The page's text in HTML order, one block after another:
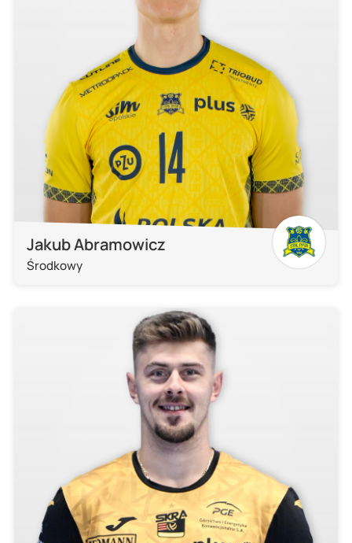
Jakub Abramowicz
Środkowy